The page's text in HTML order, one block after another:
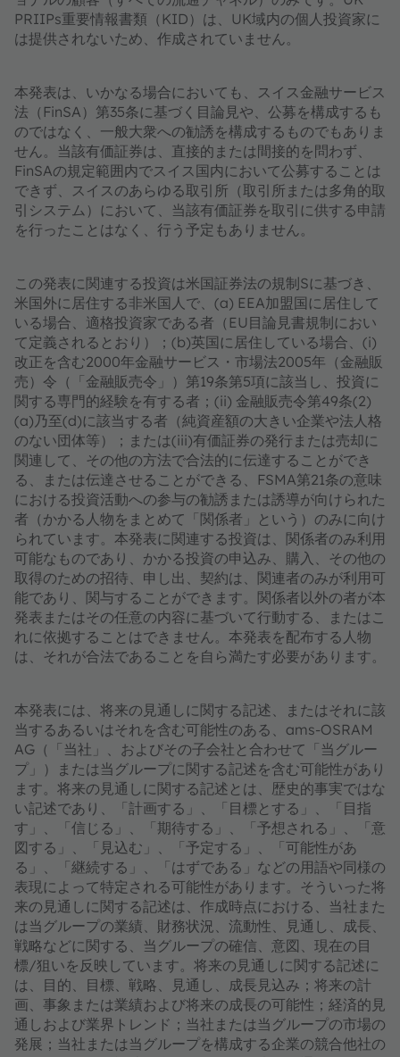
PRIIPs重要情報書類（KID）は、UK域内の個人投資家に
は提供されないため、作成されていません。
本発表は、いかなる場合においても、スイス金融サービス
法（FinSA）第35条に基づく目論見や、公募を構成するも
のではなく、一般大衆への勧誘を構成するものでもありま
せん。当該有価証券は、直接的または間接的を問わず、
FinSAの規定範囲内でスイス国内において公募することは
できず、スイスのあらゆる取引所（取引所または多角的取
引システム）において、当該有価証券を取引に供する申請
を行ったことはなく、行う予定もありません。
この発表に関連する投資は米国証券法の規制Sに基づき、
米国外に居住する非米国人で、(a) EEA加盟国に居住して
いる場合、適格投資家である者（EU目論見書規制におい
て定義されるとおり）；(b)英国に居住している場合、(i)
改正を含む2000年金融サービス・市場法2005年（金融販
売）令（「金融販売令」）第19条第5項に該当し、投資に
関する専門的経験を有する者；(ii) 金融販売令第49条(2)
(a)乃至(d)に該当する者（純資産額の大きい企業や法人格
のない団体等）；または(iii)有価証券の発行または売却に
関連して、その他の方法で合法的に伝達することができ
る、または伝達させることができる、FSMA第21条の意味
における投資活動への参与の勧誘または誘導が向けられた
者（かかる人物をまとめて「関係者」という）のみに向け
られています。本発表に関連する投資は、関係者のみ利用
可能なものであり、かかる投資の申込み、購入、その他の
取得のための招待、申し出、契約は、関連者のみが利用可
能であり、関与することができます。関係者以外の者が本
発表またはその任意の内容に基づいて行動する、またはこ
れに依拠することはできません。本発表を配布する人物
は、それが合法であることを自ら満たす必要があります。
本発表には、将来の見通しに関する記述、またはそれに該
当するあるいはそれを含む可能性のある、ams-OSRAM
AG（「当社」、およびその子会社と合わせて「当グルー
プ」）または当グループに関する記述を含む可能性があり
ます。将来の見通しに関する記述とは、歴史的事実ではな
い記述であり、「計画する」、「目標とする」、「目指
す」、「信じる」、「期待する」、「予想される」、「意
図する」、「見込む」、「予定する」、「可能性があ
る」、「継続する」、「はずである」などの用語や同様の
表現によって特定される可能性があります。そういった将
来の見通しに関する記述は、作成時点における、当社また
は当グループの業績、財務状況、流動性、見通し、成長、
戦略などに関する、当グループの確信、意図、現在の目
標/狙いを反映しています。将来の見通しに関する記述に
は、目的、目標、戦略、見通し、成長見込み；将来の計
画、事象または業績および将来の成長の可能性；経済的見
通しおよび業界トレンド；当社または当グループの市場の
発展；当社または当グループを構成する企業の競合他社の